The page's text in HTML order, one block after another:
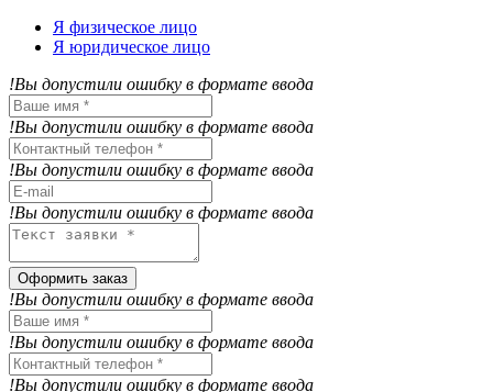
Я физическое лицо
Я юридическое лицо
!Вы допустили ошибку в формате ввода
!Вы допустили ошибку в формате ввода
!Вы допустили ошибку в формате ввода
!Вы допустили ошибку в формате ввода
Оформить заказ
!Вы допустили ошибку в формате ввода
!Вы допустили ошибку в формате ввода
!Вы допустили ошибку в формате ввода